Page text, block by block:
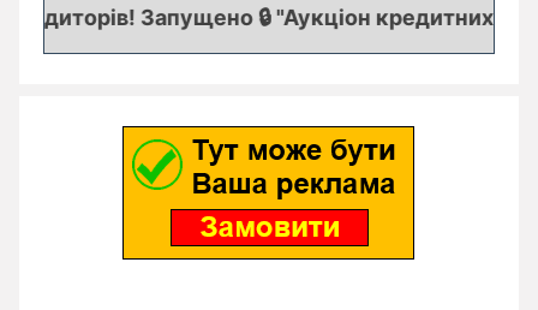
Запущено 🔒 "Аукціон кредитних